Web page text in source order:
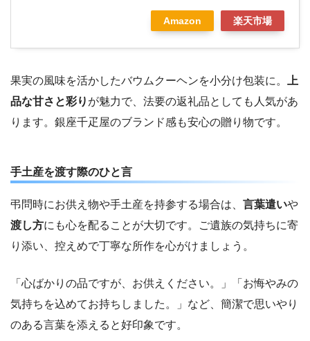
Amazon 楽天市場
果実の風味を活かしたバウムクーヘンを小分け包装に。
上
品な甘さと彩り が魅力で、法要の返礼品としても人気があ
ります。銀座千疋屋のブランド感も安心の贈り物です。
手土産を渡す際のひと言
弔問時にお供え物や手土産を持参する場合は、 言葉遣いや
渡し方にも心を配ることが大切です。ご遺族の気持ちに寄
り添い、控えめで丁寧な所作を心がけましょう。
「心ばかりの品ですが、お供えください。」「お悔やみの
気持ちを込めてお持ちしました。」など、簡潔で思いやり
のある言葉を添えると好印象です。